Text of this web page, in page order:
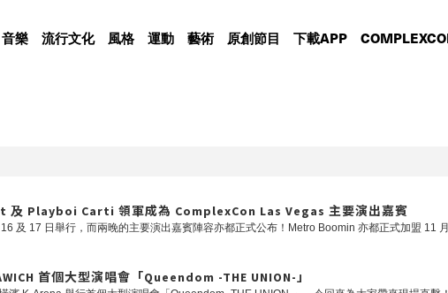
音樂 流行文化 風格 運動 藝術 原創節目 下載APP
Playboi Carti 領軍成為 ComplexCon Las Vegas 主要演出嘉賓
首個大型演唱會「Queendom -THE UNION-」